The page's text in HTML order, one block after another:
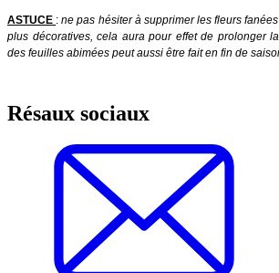
ASTUCE : ne pas hésiter à supprimer les fleurs
plus décoratives, cela aura pour effet de prolonger
des feuilles abimées peut aussi être fait en fin de
Résaux sociaux